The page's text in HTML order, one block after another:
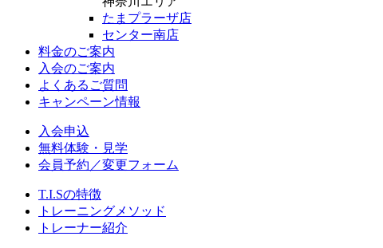
たまプラーザ店
センター南店
料金のご案内
入会のご案内
よくあるご質問
キャンペーン情報
入会申込
無料体験・見学
会員予約／変更フォーム
T.I.Sの特徴
トレーニングメソッド
トレーナー紹介